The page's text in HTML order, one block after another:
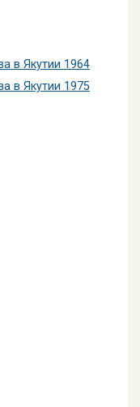
в Якутии 1964
в Якутии 1975